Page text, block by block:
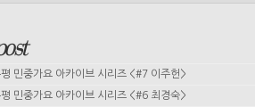
민중가요 아카이브 시리즈 <#7 이주헌>
민중가요 아카이브 시리즈 <#6 최경숙>